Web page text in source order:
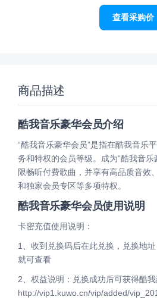
查看采购价
商品描述
酷我音乐豪华会员介绍
“酷我音乐豪华会员”是指在酷我音乐
务和特权的会员等级。成为“酷我音
限畅听付费歌曲，并享有高品质音效
和独家会员专区等多项特权。
酷我音乐豪华会员使用说明
卡密充值使用说明：
1、收到兑换码后在此兑换，兑换地
就可查看
2、权益说明：兑换成功后可获得酷
http://vip1.kuwo.cn/vip/added/